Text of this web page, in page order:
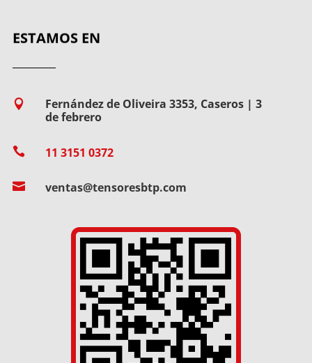
ESTAMOS EN

Fernández de Oliveira 3353, Caseros | 3
de febrero
 11 3151 0372
 ventas@tensoresbtp.com